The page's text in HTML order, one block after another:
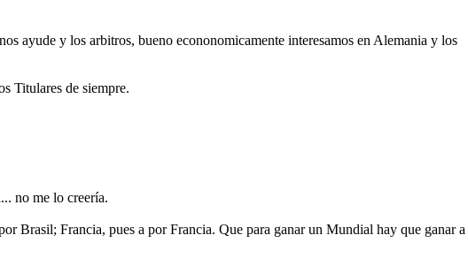
ayude y los arbitros, bueno econonomicamente interesamos en Alemania y los
Titulares de siempre.
no me lo creería.
Brasil; Francia, pues a por Francia. Que para ganar un Mundial hay que ganar a